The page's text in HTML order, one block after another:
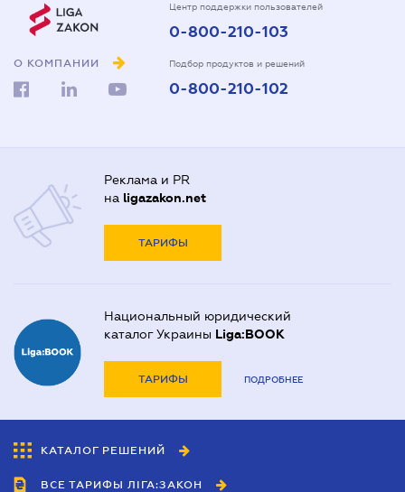
О КОМПАНИИ
Центр поддержки пользователей
0-800-210-103
Подбор продуктов и решений
0-800-210-102
Реклама и PR
на ligazakon.net
ТАРИФЫ
Национальный юридический
каталог Украины Liga:BOOK
ТАРИФЫ ПОДРОБНЕЕ
КАТАЛОГ РЕШЕНИЙ
ВСЕ ТАРИФЫ ЛІГА:ЗАКОН